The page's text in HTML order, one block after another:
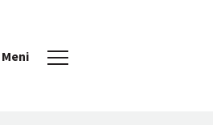
Meni